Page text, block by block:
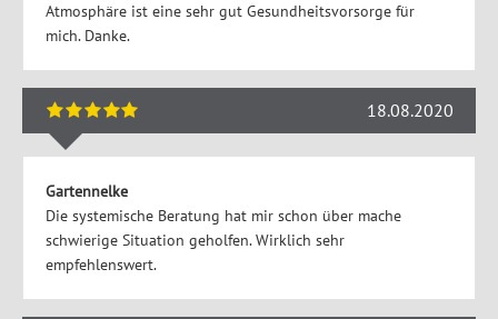
Atmosphäre ist eine sehr gut Gesundheitsvorsorge für
mich. Danke.
18.08.2020
Gartennelke
Die systemische Beratung hat mir schon über mache
schwierige Situation geholfen. Wirklich sehr
empfehlenswert.